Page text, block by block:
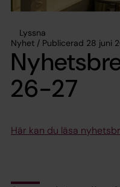
Lyssna
Nyhet / Publicerad 28 juni
26-27
Här kan du läsa